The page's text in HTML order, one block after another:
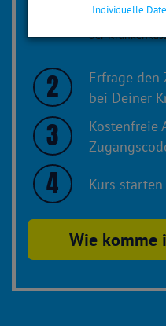
(oder bei
der
2
Erfrage den
bei Deiner
3
Kostenfreie
4 Kurs
Wie komme
Individuelle